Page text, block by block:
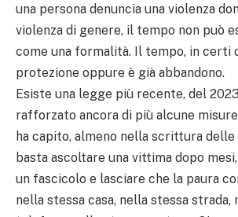
una persona denuncia una violenza
violenza di genere, il tempo non può
come una formalità. Il tempo, in certi
protezione oppure è già abbandono.
Esiste una legge più recente, del
rafforzato ancora di più alcune
ha capito, almeno nella scrittura delle
basta ascoltare una vittima dopo
un fascicolo e lasciare che la paura
nella stessa casa, nella stessa strada,